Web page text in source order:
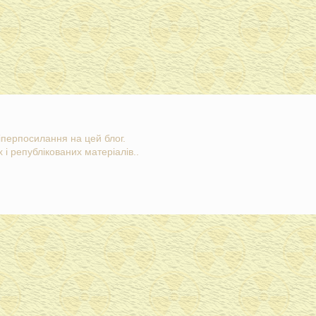
на цей блог.
републікованих матеріалів..